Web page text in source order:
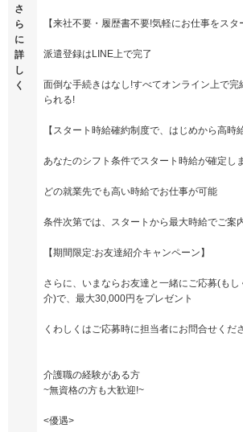
さ
ら
に
詳
し
く
【来社不要・履歴書不要!気軽にお仕事をスタ
派遣登録はLINE上で完了
面倒な手続きはなし!すべてオンライン上で完
られる!
【スタート時給確約制度で、はじめから高時給
あなたのシフト条件でスタート時給が確定しま
どの就業先でも高い時給でお仕事が可能
条件次第では、スタートから最大時給でご案
【期間限定:お友達紹介キャンペーン】
さらに、いまならお友達と一緒にご応募(も
介)で、最大30,000円をプレゼント
くわしくはご応募時に担当者にお問合せくだ
介護職の経験がある方
~無資格の方も大歓迎!~
<優遇>